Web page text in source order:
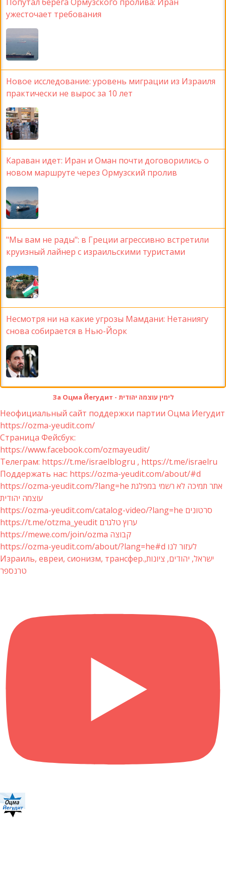
ужесточает требования
Новое исследование: уровень миграции из Израиля
практически не вырос за 10 лет
Караван идет: Иран и Оман почти договорились о
новом маршруте через Ормузский пролив
"Мы вам не рады": в Греции агрессивно встретили
круизный лайнер с израильскими туристами
Несмотря ни на какие угрозы Мамдани: Нетаниягу
снова собирается в Нью-Йорк
За Оцма Йегудит - לימין עוצמה יהודית
Неофициальный сайт поддержки партии Оцма Иегудит
https://ozma-yeudit.com/
Страница Фейсбук:
https://www.facebook.com/ozmayeudit/
Телеграм: https://t.me/israelblogru , https://t.me/israelru
Поддержать нас: https://ozma-yeudit.com/about/#d
https://ozma-yeudit.com/?lang=he אתר תמיכה לא רשמי במפלגת
עוצמה יהודית
https://ozma-yeudit.com/catalog-video/?lang=he סרטונים
https://t.me/otzma_yeudit ערוץ טלגרם
https://mewe.com/join/ozma קבוצה
https://ozma-yeudit.com/about/?lang=he#d לעזור לנו
Израиль, евреи, сионизм, трансфер.ישראל, יהודים, ציונות,
טרנספר